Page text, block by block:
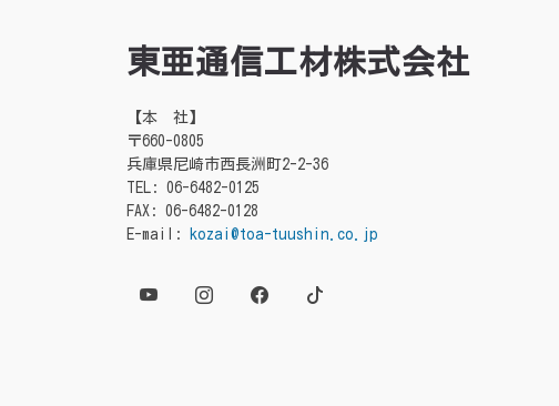
東亜通信工材株式会社
【本 社】
〒660-0805
兵庫県尼崎市西長洲町2-2-36
TEL: 06-6482-0125
FAX: 06-6482-0128
E-mail:
kozai@toa-tuushin.co.jp